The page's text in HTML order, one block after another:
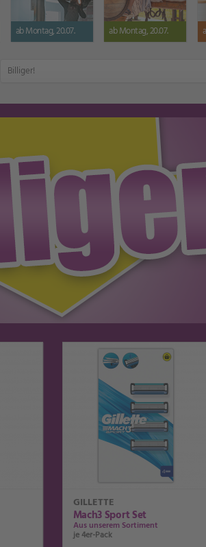
ab Montag, 20.07. ab Montag, 20.07.
Billiger!
GILLETTE
Mach3 Sport Set
Aus unserem Sortiment
je 4er-Pack